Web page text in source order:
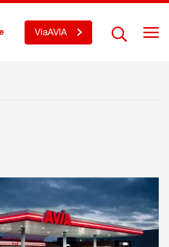
ViaAVIA